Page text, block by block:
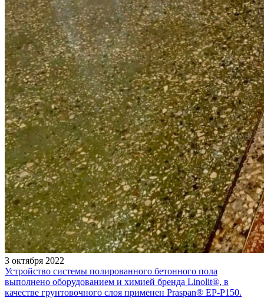
3 октября 2022
Устройство системы полированного бетонного пола
выполнено оборудованием и химией бренда Linolit®, в
качестве грунтовочного слоя применен Praspan® EP-P150.